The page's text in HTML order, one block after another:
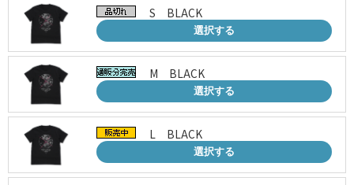
S BLACK
選択する
M BLACK
選択する
L BLACK
選択する